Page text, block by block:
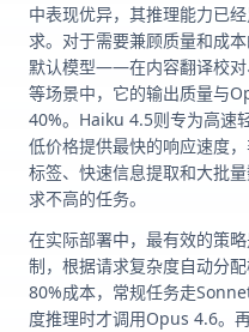
中表现优异，其推理能力已
求。对于需要兼顾质量和成
默认模型——在内容翻译校对
等场景中，它的输出质量与
40%。Haiku 4.5则专为高速
低价格提供最快的响应速度
标签、快速信息提取和大批
求不高的任务。
在实际部署中，最有效的策
制，根据请求复杂度自动分
80%成本，常规任务走
度推理时才调用Opus 4.6。